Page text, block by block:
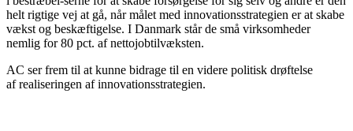
helt rigtige vej at gå, når målet med innovationsstrategien er at skabe
vækst og beskæftigelse. I Danmark står de små virksomheder
nemlig for 80 pct. af nettojobtilvæksten.
AC ser frem til at kunne bidrage til en videre politisk drøftelse
af realiseringen af innovationsstrategien.